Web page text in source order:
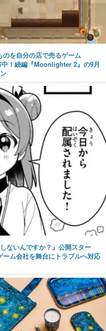
のを自分の店で売るゲーム
！続編『Moonlighter 2』の9月
ないんですか？』公開スター
ーム会社を舞台にトラブルへ対応